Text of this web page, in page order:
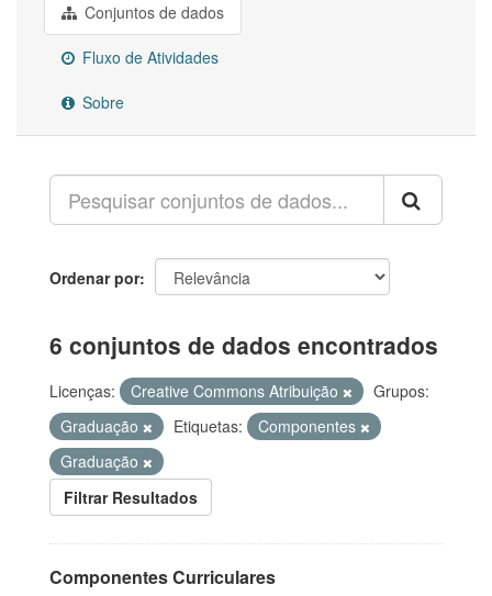
Conjuntos de dados
Fluxo de Atividades
Sobre
Ordenar por
6 conjuntos de dados encontrados
Licenças: Creative Commons Atribuição
Grupos:
Graduação
Etiquetas:
Componentes
Graduação
Filtrar Resultados
Componentes Curriculares